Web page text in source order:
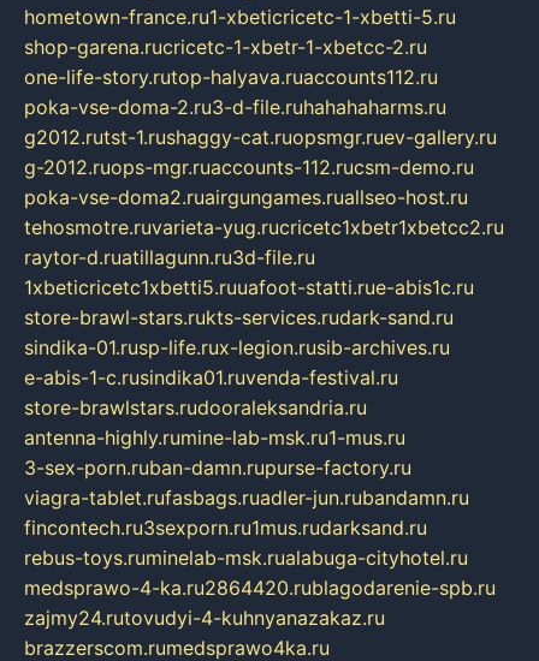
hometown-france.ru1-xbeticricetc-1-xbetti-5.ru
shop-garena.rucricetc-1-xbetr-1-xbetcc-2.ru
one-life-story.rutop-halyava.ruaccounts112.ru
poka-vse-doma-2.ru3-d-file.ruhahahaharms.ru
g2012.rutst-1.rushaggy-cat.ruopsmgr.ruev-gallery.ru
g-2012.ruops-mgr.ruaccounts-112.rucsm-demo.ru
poka-vse-doma2.ruairgungames.ruallseo-host.ru
tehosmotre.ruvarieta-yug.rucricetc1xbetr1xbetcc2.ru
raytor-d.ruatillagunn.ru3d-file.ru
1xbeticricetc1xbetti5.ruuafoot-statti.rue-abis1c.ru
store-brawl-stars.rukts-services.rudark-sand.ru
sindika-01.rusp-life.rux-legion.rusib-archives.ru
e-abis-1-c.rusindika01.ruvenda-festival.ru
store-brawlstars.rudooraleksandria.ru
antenna-highly.rumine-lab-msk.ru1-mus.ru
3-sex-porn.ruban-damn.rupurse-factory.ru
viagra-tablet.rufasbags.ruadler-jun.rubandamn.ru
fincontech.ru3sexporn.ru1mus.rudarksand.ru
rebus-toys.ruminelab-msk.rualabuga-cityhotel.ru
medsprawo-4-ka.ru2864420.rublagodarenie-spb.ru
zajmy24.rutovudyi-4-kuhnyanazakaz.ru
brazzerscom.rumedsprawo4ka.ru